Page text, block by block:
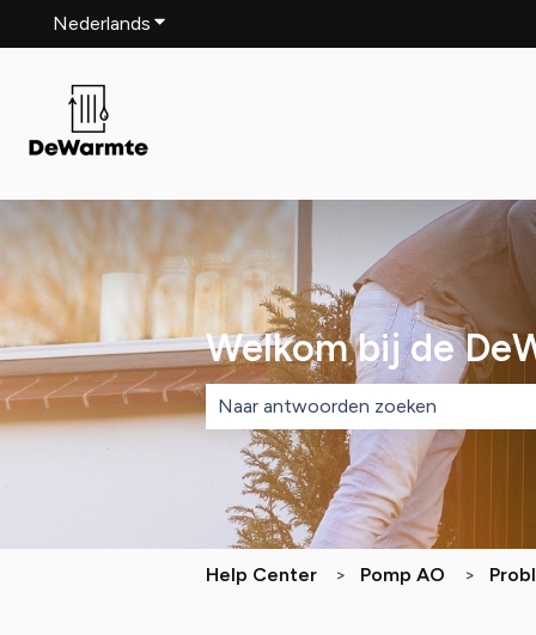
Nederlands Submenu tonen voor vertalingen
Welkom bij de
Er zijn geen suggesties want het
Help Center Pomp AO